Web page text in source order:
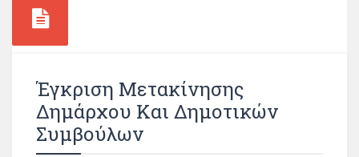
Έγκριση Μετακίνησης
Δημάρχου Και Δημοτικών
Συμβούλων